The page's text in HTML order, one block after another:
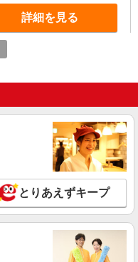
゜・。○。・゜+゜
詳細を見る
販売スタッフ
業代支給 ★交通費別途支給
定有) お友達を紹介
(規定有) ★月2回払
有）★ ゜・。○。・゜
のsoftbankショップ
詳細を見る
れる携帯販売
円（経験・能力による） ※
とりあえずキープ